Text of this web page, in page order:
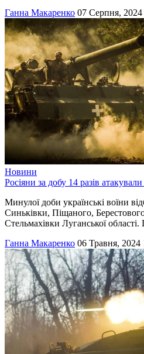
Ганна Макаренко 07 Серпня, 2024
Новини
Росіяни за добу 14 разів
Минулої доби українські воїни
Синьківки, Піщаного, Берестового
Стельмахівки Луганської
Ганна Макаренко 06 Травня, 2024